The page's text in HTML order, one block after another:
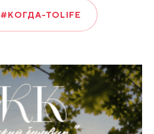
#КОГДА-ТОLIFE